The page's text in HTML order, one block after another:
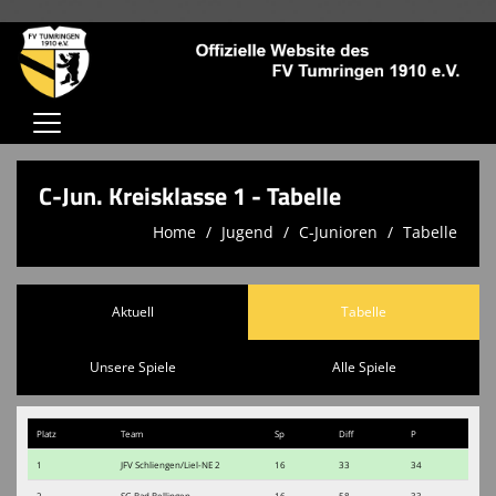
Home
Verein
Trainingszeiten
Kontaktformular
C-Jun. Kreisklasse 1 - Tabelle
Home Jugend C-Junioren Tabelle
Aktuell Tabelle
Unsere Spiele Alle Spiele
Platz Team Sp Diff P
1 JFV Schliengen/Liel-NE 2 16 33 34